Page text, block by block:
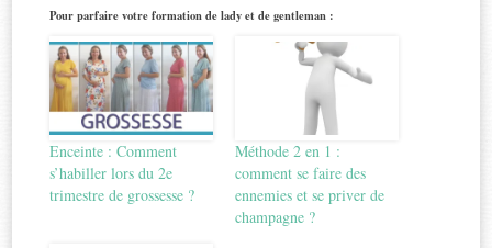
Pour parfaire votre formation de lady et de gentleman :
Enceinte : Comment
s’habiller lors du 2e
trimestre de grossesse ?
Méthode 2 en 1 :
comment se faire des
ennemies et se priver de
champagne ?